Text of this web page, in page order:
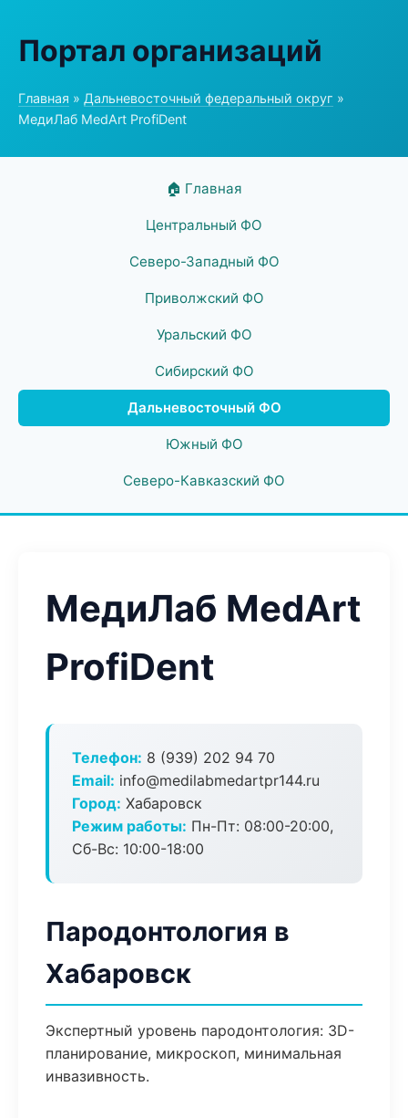
Портал организаций
Главная » Дальневосточный федеральный округ »
МедиЛаб MedArt ProfiDent
🏠 Главная
Центральный ФО
Северо-Западный ФО
Приволжский ФО
Уральский ФО
Сибирский ФО
Дальневосточный ФО
Южный ФО
Северо-Кавказский ФО
МедиЛаб MedArt
ProfiDent
Телефон: 8 (939) 202 94 70
Email: info@medilabmedartpr144.ru
Город: Хабаровск
Режим работы: Пн-Пт: 08:00-20:00,
Сб-Вс: 10:00-18:00
Пародонтология в
Хабаровск
Экспертный уровень пародонтология: 3D-
планирование, микроскоп, минимальная
инвазивность.